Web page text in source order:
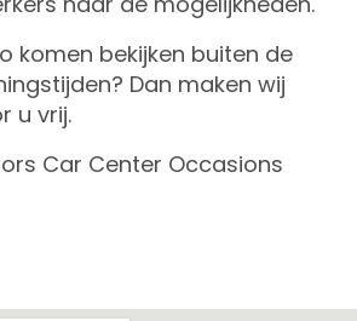
komen bekijken buiten de
Dan maken wij
u vrij.
Car Center Occasions